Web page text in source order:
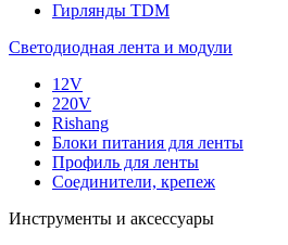
Гирлянды TDM
Светодиодная лента и модули
12V
220V
Rishang
Блоки питания для ленты
Профиль для ленты
Соединители, крепеж
Инструменты и аксессуары